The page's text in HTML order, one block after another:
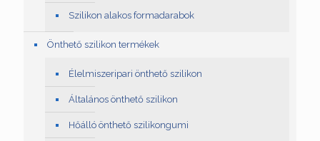
Szilikon alakos formadarabok
Önthető szilikon termékek
Élelmiszeripari önthető szilikon
Általános önthető szilikon
Hőálló önthető szilikongumi